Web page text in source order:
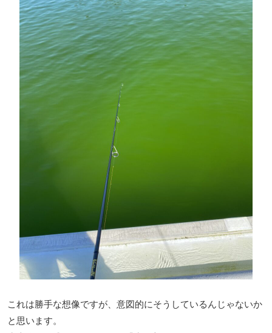
これは勝手な想像ですが、意図的にそうしているんじゃないか
と思います。